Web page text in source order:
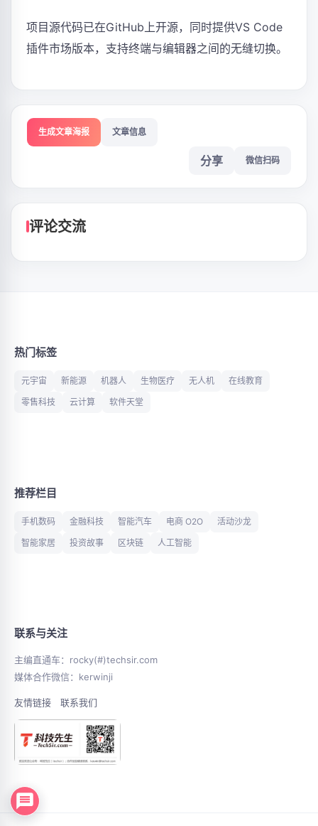
项目源代码已在GitHub上开源，同时提供VS Code
插件市场版本，支持终端与编辑器之间的无缝切换。
生成文章海报 文章信息
分享 微信扫码
评论交流
热门标签
元宇宙 新能源 机器人 生物医疗 无人机
在线教育
零售科技
云计算 软件天堂
推荐栏目
手机数码 金融科技 智能汽车 电商 O2O
活动沙龙
智能家居
投资故事 区块链 人工智能
联系与关注
主编直通车：rocky(#)techsir.com
媒体合作微信：kerwinji
友情链接 联系我们